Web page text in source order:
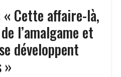
« Cette affaire-là,
l’amalgame et
développent
»